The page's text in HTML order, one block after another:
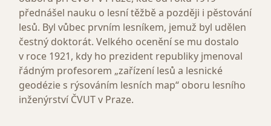
přednášel nauku o lesní těžbě a později i pěstování
lesů. Byl vůbec prvním lesníkem, jemuž byl udělen
čestný doktorát. Velkého ocenění se mu dostalo
v roce 1921, kdy ho prezident republiky jmenoval
řádným profesorem „zařízení lesů a lesnické
geodézie s rýsováním lesních map“ oboru lesního
inženýrství ČVUT v Praze.